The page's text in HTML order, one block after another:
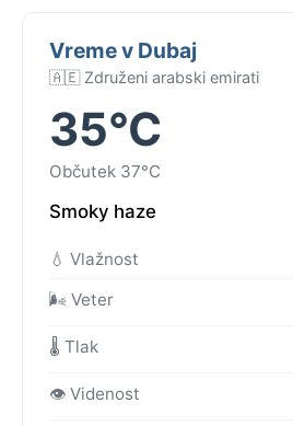
Vreme v Dubaj
🇦🇪 Združeni arabski emirati
35°C
Občutek 37°C
Smoky haze
💧 Vlažnost
🌬️ Veter
🌡️ Tlak
👁️ Videnost